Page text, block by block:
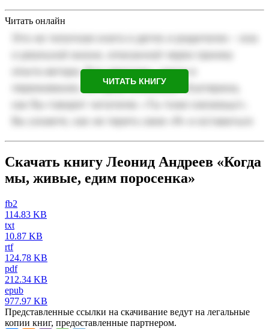
Читать онлайн
ЧИТАТЬ КНИГУ
Скачать книгу Леонид Андреев «Когда
мы, живые, едим поросенка»
fb2
114.83 KB
txt
10.87 KB
rtf
124.78 KB
pdf
212.34 KB
epub
977.97 KB
Представленные ссылки на скачивание ведут на легальные
копии книг, предоставленные партнером.